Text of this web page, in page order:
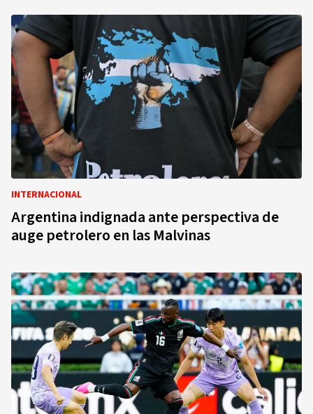
INTERNACIONAL
Argentina indignada ante perspectiva de
auge petrolero en las Malvinas